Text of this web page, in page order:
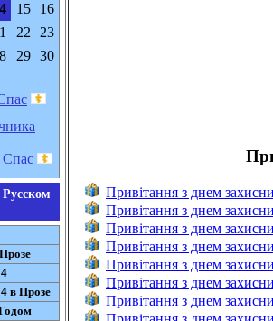
15
16
22
23
29
30
в Прозе
Привітання з днем
Привітання з днем
Привітання з днем
Привітання з днем
Привітання з днем
Привітання з днем
Привітання з днем